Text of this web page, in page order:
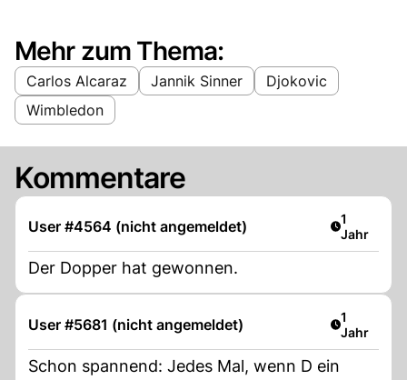
Mehr zum Thema:
Carlos Alcaraz Jannik Sinner
Djokovic
Wimbledon
Kommentare
User #4564 (nicht angemeldet) Artikel
1
Jahr
Der Dopper hat gewonnen.
User #5681 (nicht angemeldet) Artikel
1
Jahr
Schon spannend: Jedes Mal, wenn D ein